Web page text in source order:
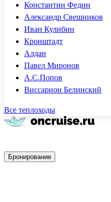
Константин Федин
Александр Свешников
Иван Кулибин
Кронштадт
Алдан
Павел Миронов
А.С.Попов
Виссарион Белинский
Все теплоходы
Бронирование